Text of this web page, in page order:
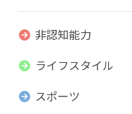
非認知能力
ライフスタイル
スポーツ